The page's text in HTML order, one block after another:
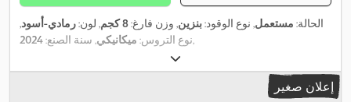
الحالة: مستعمل, نوع الوقود:بنزين, وزن فارغ:8 كجم , لون:رمادي-أسود,
نوع التروس: ميكانيكي, سنة الصنع:2024 ,
إعلان صغير